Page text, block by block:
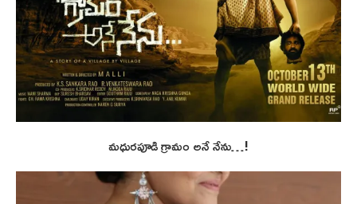
మధురపూడి గ్రామం అనే నేను…!